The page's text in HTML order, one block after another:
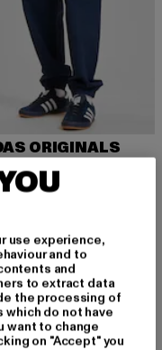
ORIGINALS
Preis: 35,00 EUR
69,99 EUR
use experience,
and to
and
to extract data
the processing of
which do not have
want to change
on "Accept" you